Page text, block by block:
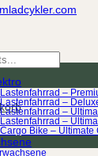
–
–
–
–
Bike – Ultimate